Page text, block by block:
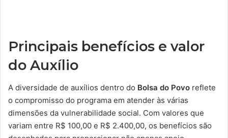
Principais benefícios e valor
do Auxílio
A diversidade de auxílios dentro do Bolsa do Povo reflete
o compromisso do programa em atender às várias
dimensões da vulnerabilidade social. Com valores que
variam entre R$ 100,00 e R$ 2.400,00, os benefícios são